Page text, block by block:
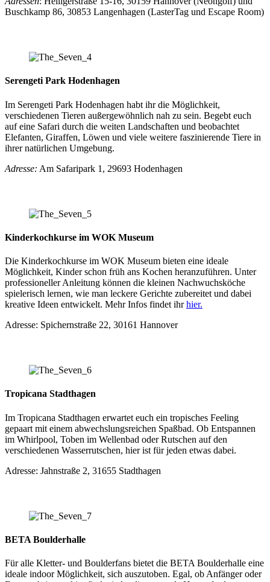
Buschkamp 86, 30853 Langenhagen (LasterTag und Escape Room)
Serengeti Park Hodenhagen
Im Serengeti Park Hodenhagen habt ihr die Möglichkeit,
verschiedenen Tieren außergewöhnlich nah zu sein. Begebt euch
auf eine Safari durch die weiten Landschaften und beobachtet
Elefanten, Giraffen, Löwen und viele weitere faszinierende Tiere in
ihrer natürlichen Umgebung.
Adresse: Am Safaripark 1, 29693 Hodenhagen
Kinderkochkurse im WOK Museum
Die Kinderkochkurse im WOK Museum bieten eine ideale
Möglichkeit, Kinder schon früh ans Kochen heranzuführen. Unter
professioneller Anleitung können die kleinen Nachwuchsköche
spielerisch lernen, wie man leckere Gerichte zubereitet und dabei
kreative Ideen entwickelt. Mehr Infos findet ihrhier.
Adresse: Spichernstraße 22, 30161 Hannover
Tropicana Stadthagen
Im Tropicana Stadthagen erwartet euch ein tropisches Feeling
gepaart mit einem abwechslungsreichen Spaßbad. Ob Entspannen
im Whirlpool, Toben im Wellenbad oder Rutschen auf den
verschiedenen Wasserrutschen, hier ist für jeden etwas dabei.
Adresse: Jahnstraße 2, 31655 Stadthagen
BETA Boulderhalle
Für alle Kletter- und Boulderfans bietet die BETA Boulderhalle eine
ideale indoor Möglichkeit, sich auszutoben. Egal, ob Anfänger oder